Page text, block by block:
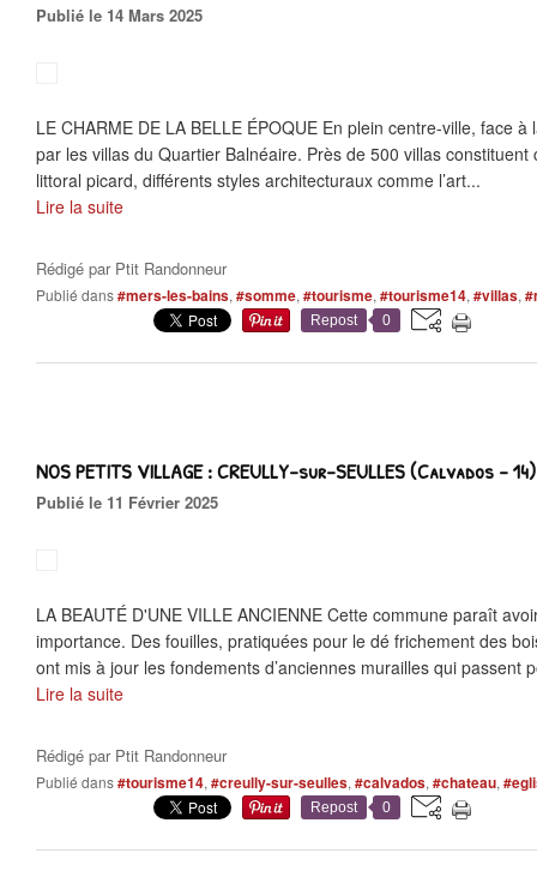
Publié le 14 Mars 2025
LE CHARME DE LA BELLE ÉPOQUE En plein centre-ville, face
par les villas du Quartier Balnéaire. Près de 500 villas
littoral picard, différents styles architecturaux comme l’art...
Lire la suite
Rédigé par Ptit Randonneur
Publié dans#mers-les-bains, #somme, #tourisme, #tourisme14, #villas,
Repost 0
NOS PETITS VILLAGE : CREULLY-sur-SEULLES (Calvados - 14)
Publié le 11 Février 2025
LA BEAUTÉ D'UNE VILLE ANCIENNE Cette commune paraît
importance. Des fouilles, pratiquées pour le dé frichement des
ont mis à jour les fondements d’anciennes murailles qui passent
Lire la suite
Rédigé par Ptit Randonneur
Publié dans#tourisme14, #creully-sur-seulles, #calvados, #chateau,
Repost 0